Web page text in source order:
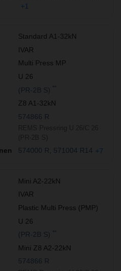
+1
Standard A1-32kN
IVAR
Multi Press MP
U 26
(PR-2B S)
Z8 A1-32kN
574866 R
574000 R 571004 R14 +7
Mini A2-22kN
IVAR
Plastic Multi Press (PMP)
U 26
(PR-2B S)
Mini Z8 A2-22kN
574866 R